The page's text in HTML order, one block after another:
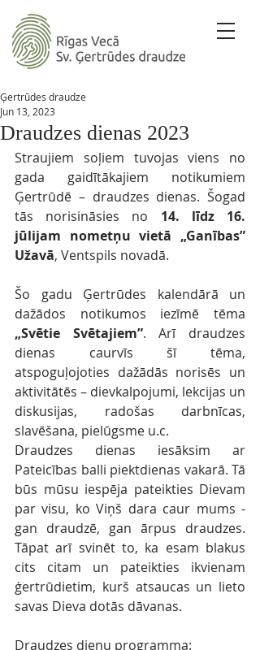
Draudzes dienas 2023
Ģertrūdes draudze
Jun 13, 2023
Straujiem soļiem tuvojas viens no
gada gaidītākajiem notikumiem
Ģertrūdē – draudzes dienas. Šogad
tās norisināsies no 14. līdz 16.
jūlijam nometņu vietā „Ganības”
Užavā, Ventspils novadā.
Šo gadu Ģertrūdes kalendārā un
„Svētie Svētajiem”. Arī draudzes
dienas caurvīs šī tēma,
atspoguļojoties dažādās norisēs un
aktivitātēs – dievkalpojumi, lekcijas un
diskusijas, radošas darbnīcas,
slavēšana, pielūgsme u.c.
Draudzes dienas iesāksim ar
Pateicības balli piektdienas vakarā. Tā
būs mūsu iespēja pateikties Dievam
par visu, ko Viņš dara caur mums -
gan draudzē, gan ārpus draudzes.
Tāpat arī svinēt to, ka esam blakus
cits citam un pateikties ikvienam
ģertrūdietim, kurš atsaucas un lieto
savas Dieva dotās dāvanas.
Draudzes dienu programma: